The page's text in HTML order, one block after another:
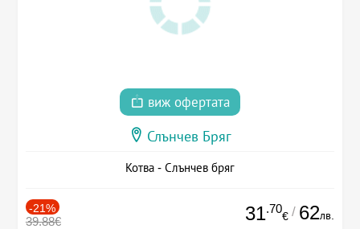
виж офертата
Слънчев Бряг
Котва - Слънчев бряг
-21%
39.88€ 31.70
€ / 62лв.